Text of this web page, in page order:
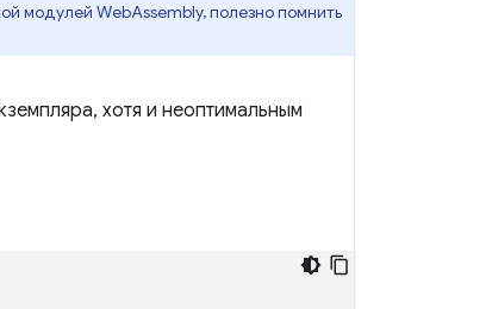
модулей WebAssembly, полезно помнить
хотя и неоптимальным